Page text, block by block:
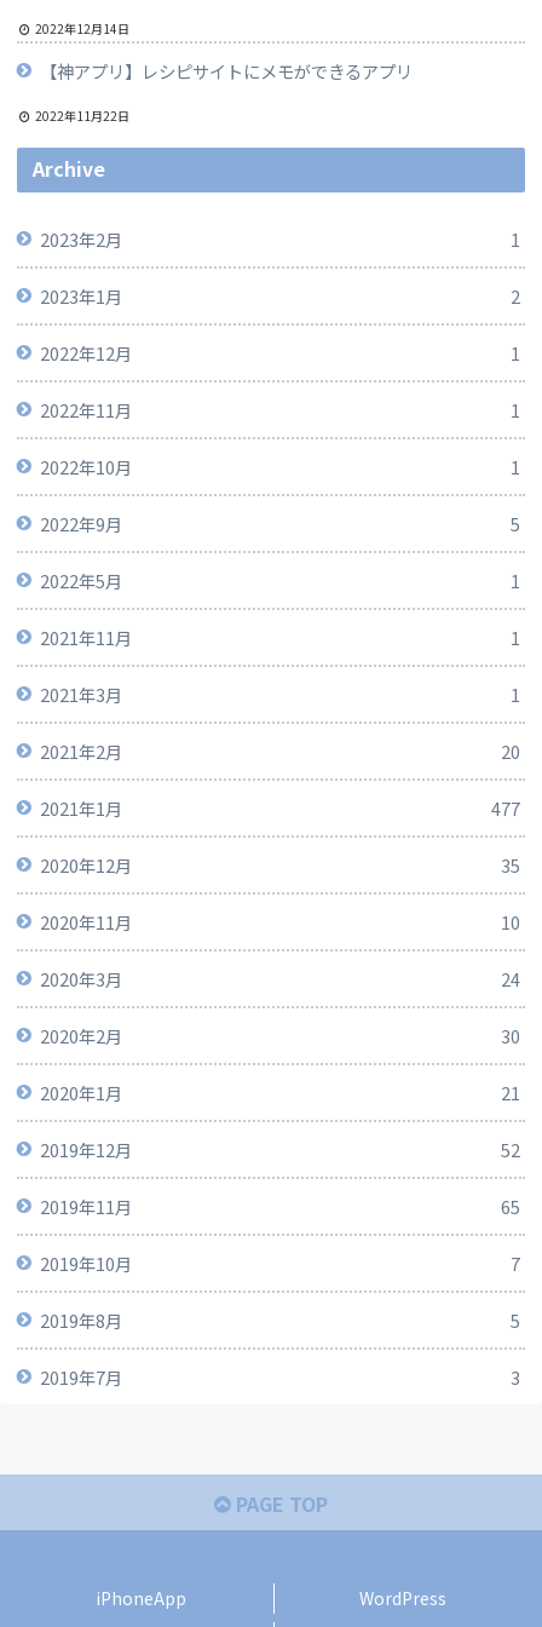
2022年12月14日
【神アプリ】レシピサイトにメモができるアプリ
2022年11月22日
Archive
2023年2月 1
2023年1月 2
2022年12月 1
2022年11月 1
2022年10月 1
2022年9月 5
2022年5月 1
2021年11月 1
2021年3月 1
2021年2月 20
2021年1月 477
2020年12月 35
2020年11月 10
2020年3月 24
2020年2月 30
2020年1月 21
2019年12月 52
2019年11月 65
2019年10月 7
2019年8月 5
2019年7月 3
PAGE TOP
iPhoneApp
WordPress